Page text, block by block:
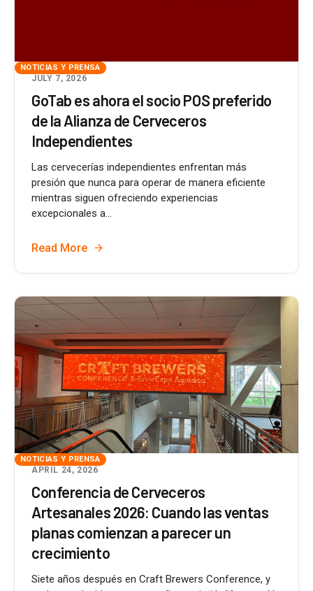
NOTICIAS Y PRENSA
JULY 7, 2026
GoTab es ahora el socio POS preferido
de la Alianza de Cerveceros
Independientes
Las cervecerías independientes enfrentan más
presión que nunca para operar de manera eficiente
mientras siguen ofreciendo experiencias
excepcionales a...
Read More
NOTICIAS Y PRENSA
APRIL 24, 2026
Conferencia de Cerveceros
Artesanales 2026: Cuando las ventas
planas comienzan a parecer un
crecimiento
Siete años después en Craft Brewers Conference, y